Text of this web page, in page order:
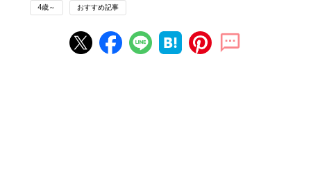
4歳～ おすすめ記事